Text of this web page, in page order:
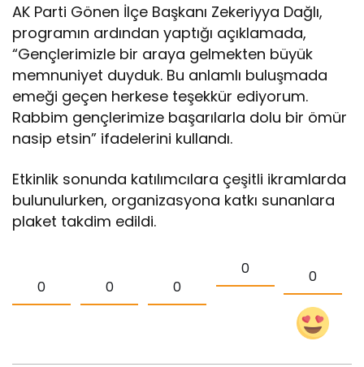
AK Parti Gönen İlçe Başkanı Zekeriyya Dağlı,
programın ardından yaptığı açıklamada,
“Gençlerimizle bir araya gelmekten büyük
memnuniyet duyduk. Bu anlamlı buluşmada
emeği geçen herkese teşekkür ediyorum.
Rabbim gençlerimize başarılarla dolu bir ömür
nasip etsin” ifadelerini kullandı.
Etkinlik sonunda katılımcılara çeşitli ikramlarda
bulunulurken, organizasyona katkı sunanlara
plaket takdim edildi.
0 0 0
0 0